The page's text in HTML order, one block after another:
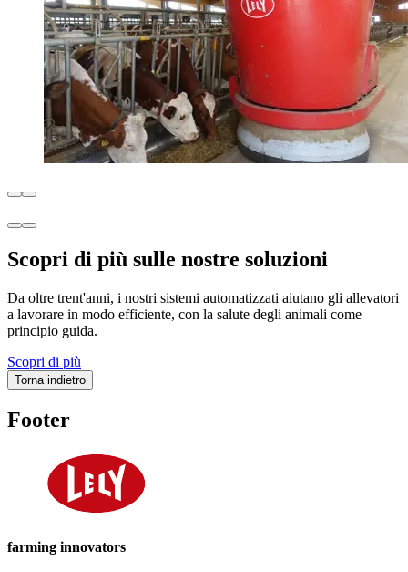
Scopri di più sulle nostre soluzioni
Da oltre trent'anni, i nostri sistemi automatizzati aiutano gli allevatori
a lavorare in modo efficiente, con la salute degli animali come
principio guida.
Scopri di più
Torna indietro
Footer
farming innovators